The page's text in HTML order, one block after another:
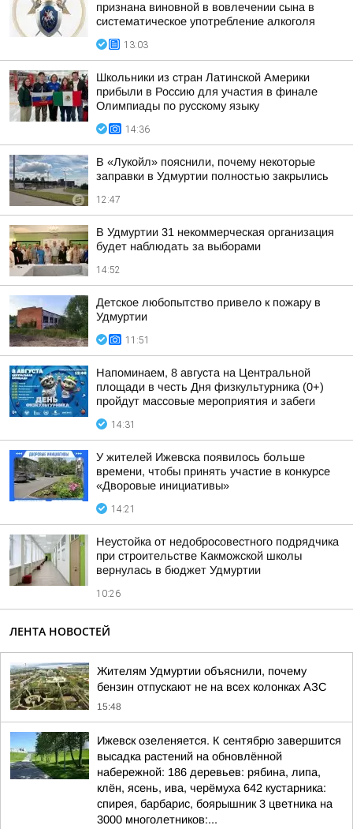
признана виновной в вовлечении сына в
систематическое употребление алкоголя
13:03
Школьники из стран Латинской Америки
прибыли в Россию для участия в финале
Олимпиады по русскому языку
14:36
В «Лукойл» пояснили, почему некоторые
заправки в Удмуртии полностью закрылись
12:47
В Удмуртии 31 некоммерческая организация
будет наблюдать за выборами
14:52
Детское любопытство привело к пожару в
Удмуртии
11:51
Напоминаем, 8 августа на Центральной
площади в честь Дня физкультурника (0+)
пройдут массовые мероприятия и забеги
14:31
У жителей Ижевска появилось больше
времени, чтобы принять участие в конкурсе
«Дворовые инициативы»
14:21
Неустойка от недобросовестного подрядчика
при строительстве Какможской школы
вернулась в бюджет Удмуртии
10:26
ЛЕНТА НОВОСТЕЙ
Жителям Удмуртии объяснили, почему
бензин отпускают не на всех колонках АЗС
15:48
Ижевск озеленяется. К сентябрю завершится
высадка растений на обновлённой
набережной: 186 деревьев: рябина, липа,
клён, ясень, ива, черёмуха 642 кустарника:
спирея, барбарис, боярышник 3 цветника на
3000 многолетников:...